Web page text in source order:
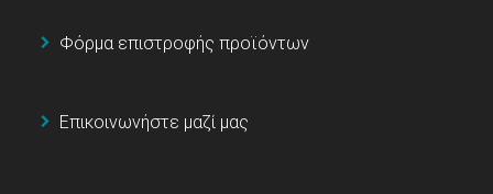
Φόρμα επιστροφής προϊόντων
Επικοινωνήστε μαζί μας